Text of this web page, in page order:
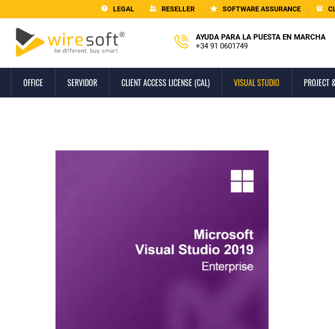
LEGAL RESELLER SOFTWARE ASSURANCE
AYUDA PARA LA PUESTA EN MARCHA
+34 91 0601749
OFFICE SERVIDOR CLIENT ACCESS LICENSE (CAL) VISUAL STUDIO PROJECT